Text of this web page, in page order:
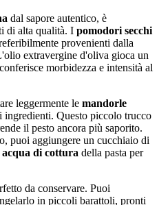
dal sapore autentico, è
di alta qualità. I pomodori secchi
provenienti dalla
extravergine d'oliva gioca un
morbidezza e intensità al
leggermente le mandorle
Questo piccolo trucco
il pesto ancora più saporito.
puoi aggiungere un cucchiaio di
acqua di cottura della pasta per
da conservare. Puoi
in piccoli barattoli, pronti